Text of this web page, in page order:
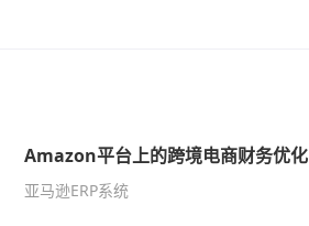
Amazon平台上的跨境电商财务优化
亚马逊ERP系统